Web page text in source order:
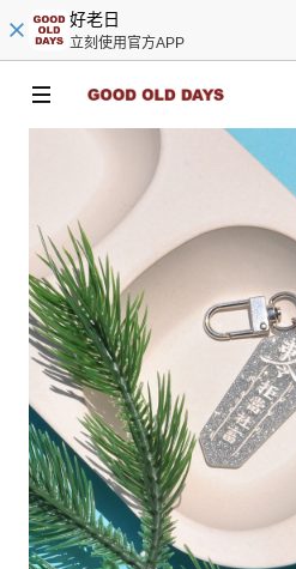
好老日
立刻使用官方APP